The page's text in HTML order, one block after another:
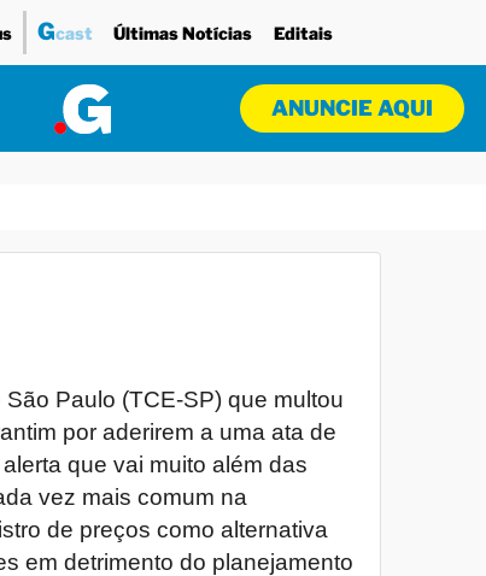
Gcast Últimas Notícias Editais
ANUNCIE AQUI
Paulo (TCE-SP) que multou
por aderirem a uma ata de
que vai muito além das
vez mais comum na
de preços como alternativa
em detrimento do planejamento